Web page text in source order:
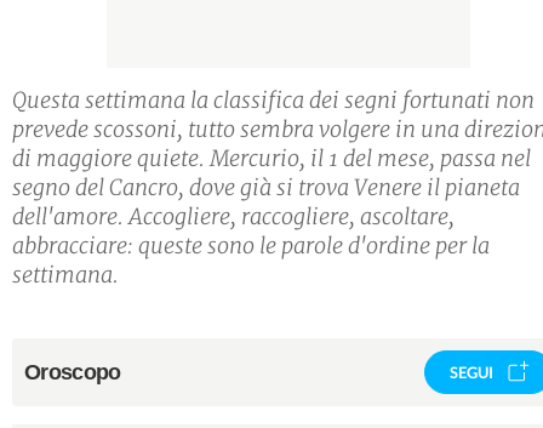
Questa settimana la classifica dei segni fortunati non
prevede scossoni, tutto sembra volgere in una
di maggiore quiete. Mercurio, il 1 del mese, passa nel
segno del Cancro, dove già si trova Venere il pianeta
dell'amore. Accogliere, raccogliere, ascoltare,
abbracciare: queste sono le parole d'ordine per la
settimana.
Oroscopo SEGUI